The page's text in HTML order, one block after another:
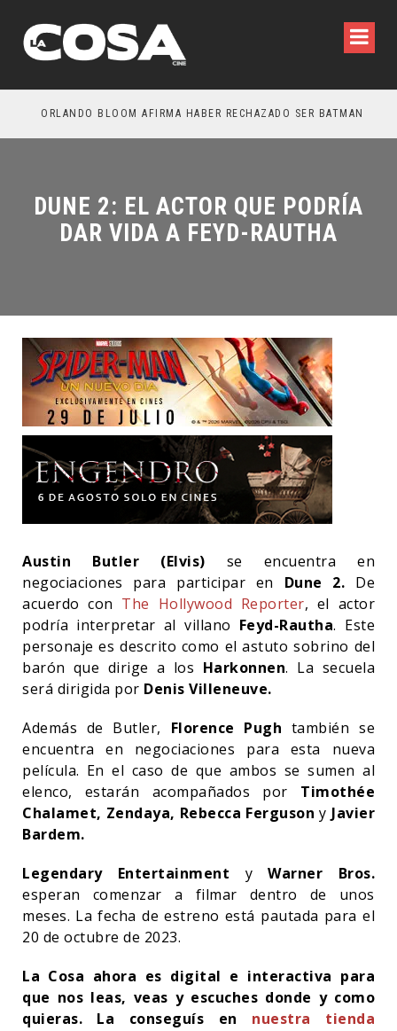
ORLANDO BLOOM AFIRMA HABER RECHAZADO SER BATMAN
DUNE 2: EL ACTOR QUE PODRÍA
DAR VIDA A FEYD-RAUTHA
Austin Butler (Elvis) se encuentra en
negociaciones para participar en Dune 2. De
acuerdo con The Hollywood Reporter, el actor
podría interpretar al villano Feyd-Rautha. Este
personaje es descrito como el astuto sobrino del
barón que dirige a los Harkonnen. La secuela
será dirigida por Denis Villeneuve.
Además de Butler, Florence Pugh también se
encuentra en negociaciones para esta nueva
película. En el caso de que ambos se sumen al
elenco, estarán acompañados por Timothée
Chalamet, Zendaya, Rebecca Ferguson y Javier
Bardem.
Legendary Entertainment yWarner Bros.
esperan comenzar a filmar dentro de unos
meses. La fecha de estreno está pautada para el
20 de octubre de 2023.
La Cosa ahora es digital e interactiva para
que nos leas, veas y escuches donde y como
quieras. La conseguís en nuestra tienda